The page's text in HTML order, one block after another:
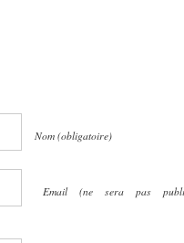
Nom (obligatoire)
Email (ne sera pas